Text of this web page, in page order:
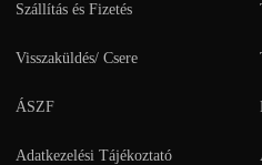
Szállítás és Fizetés
Visszaküldés/ Csere
ÁSZF
Adatkezelési Tájékoztató